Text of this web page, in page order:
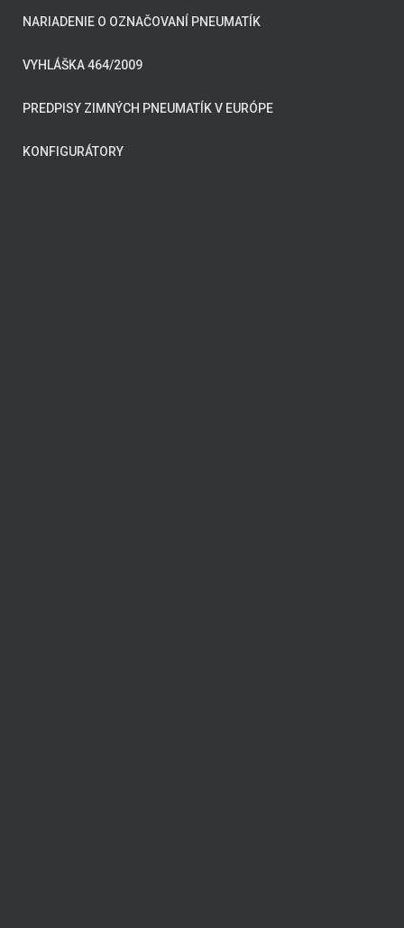
NARIADENIE O OZNAČOVANÍ PNEUMATÍK
VYHLÁŠKA 464/2009
PREDPISY ZIMNÝCH PNEUMATÍK V EURÓPE
KONFIGURÁTORY